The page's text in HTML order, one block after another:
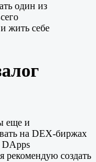
один из
жить себе
еще и
на DEX-биржах
DApps
рекомендую создать